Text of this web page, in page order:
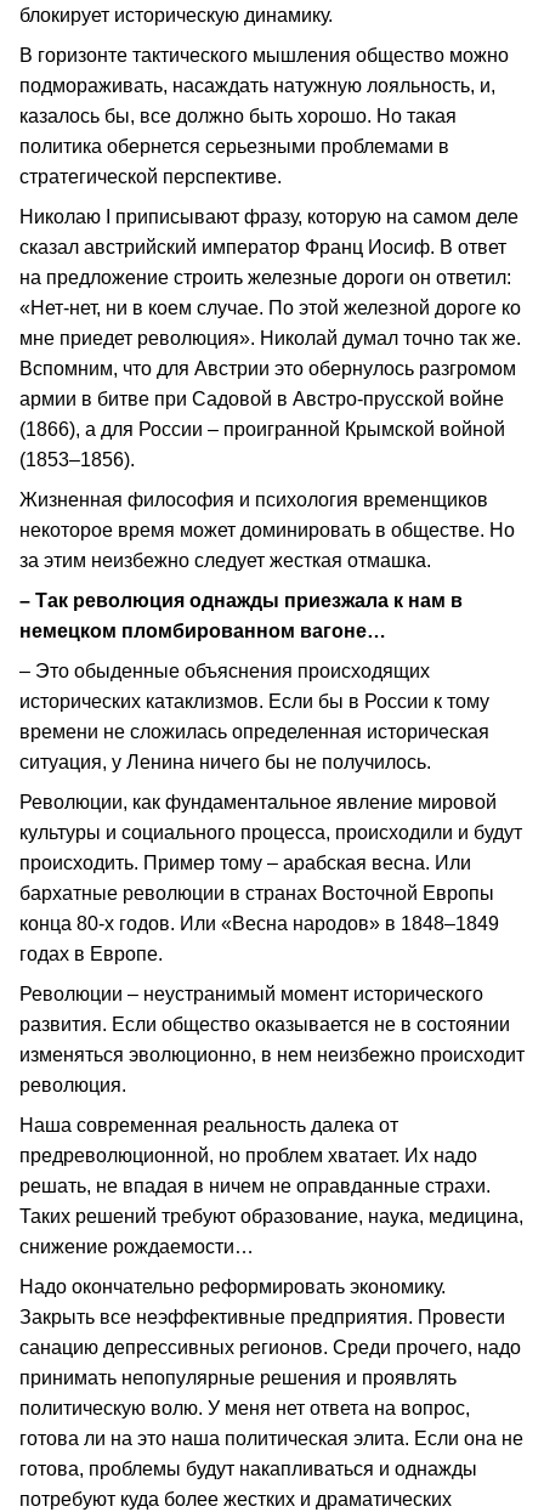
блокирует историческую динамику.
В горизонте тактического мышления общество можно
подмораживать, насаждать натужную лояльность, и,
казалось бы, все должно быть хорошо. Но такая
политика обернется серьезными проблемами в
стратегической перспективе.
Николаю I приписывают фразу, которую на самом деле
сказал австрийский император Франц Иосиф. В ответ
на предложение строить железные дороги он ответил:
«Нет-нет, ни в коем случае. По этой железной дороге ко
мне приедет революция». Николай думал точно так же.
Вспомним, что для Австрии это обернулось разгромом
армии в битве при Садовой в Австро-прусской войне
(1866), а для России – проигранной Крымской войной
(1853–1856).
Жизненная философия и психология временщиков
некоторое время может доминировать в обществе. Но
за этим неизбежно следует жесткая отмашка.
– Так революция однажды приезжала к нам в
немецком пломбированном вагоне…
– Это обыденные объяснения происходящих
исторических катаклизмов. Если бы в России к тому
времени не сложилась определенная историческая
ситуация, у Ленина ничего бы не получилось.
Революции, как фундаментальное явление мировой
культуры и социального процесса, происходили и будут
происходить. Пример тому – арабская весна. Или
бархатные революции в странах Восточной Европы
конца 80-х годов. Или «Весна народов» в 1848–1849
годах в Европе.
Революции – неустранимый момент исторического
развития. Если общество оказывается не в состоянии
изменяться эволюционно, в нем неизбежно происходит
революция.
Наша современная реальность далека от
предреволюционной, но проблем хватает. Их надо
решать, не впадая в ничем не оправданные страхи.
Таких решений требуют образование, наука, медицина,
снижение рождаемости…
Надо окончательно реформировать экономику.
Закрыть все неэффективные предприятия. Провести
санацию депрессивных регионов. Среди прочего, надо
принимать непопулярные решения и проявлять
политическую волю. У меня нет ответа на вопрос,
готова ли на это наша политическая элита. Если она не
готова, проблемы будут накапливаться и однажды
потребуют куда более жестких и драматических